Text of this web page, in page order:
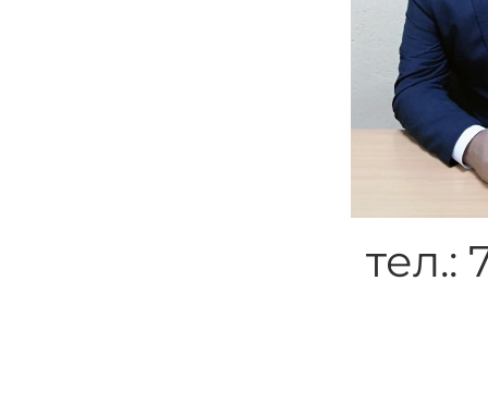
тел.: